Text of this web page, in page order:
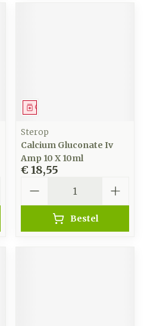
Geneesmiddel
Sterop
Calcium Gluconate Iv
Amp 10 X 10ml
€ 18,55
Bestel